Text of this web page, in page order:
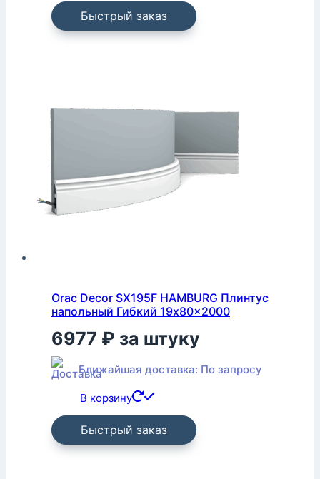
Быстрый заказ
Orac Decor SX195F HAMBURG Плинтус
напольный Гибкий 19x80x2000
6977 ₽ за штуку
Ближайшая доставка: По запросу
В корзину
Быстрый заказ